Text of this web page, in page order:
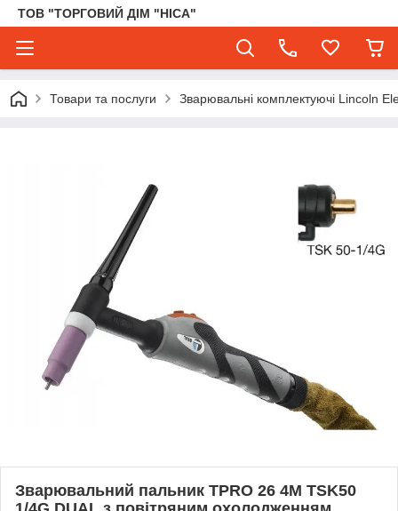
ТОВ "ТОРГОВИЙ ДІМ "НІСА"
Товари та послуги Зварювальні комплектуючі Lincoln
Зварювальний пальник TPRO 26 4M TSK50